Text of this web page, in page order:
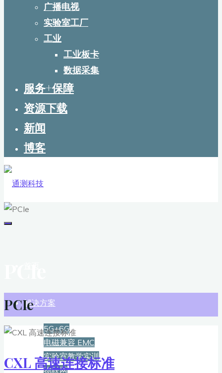
广播电视
实验室工厂
工业
工业板卡
数据采集
服务+保障
资源下载
新闻
博客
解决方案
5G+6G
电磁兼容 EMC
实验室教学实训
物联网
PCIe
CXL 高速连接标准